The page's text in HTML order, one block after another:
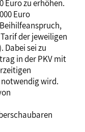
Euro zu erhöhen.
Euro
der jeweiligen
Dabei sei zu
in der PKV mit
wird.